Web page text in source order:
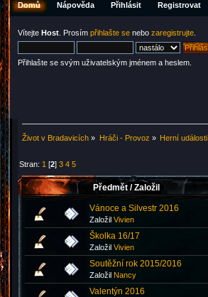
Domů Nápověda Přihlásit Registrovat
Vítejte Host . Prosím přihlašte se nebo zaregistrujte
Přihlašte se svým uživatelským jménem a heslem.
Život v Bradavicích » Hráči - Provoz » Herní události
Stran: 1 [2]3 4 5
Předmět /Založil
Vánoce a Silvestr 2016
Založil Vivien
Školka 16/17
Založil Vivien
Soutěžní rok 2015/2016
Založil Nancy
Valentýn 2016